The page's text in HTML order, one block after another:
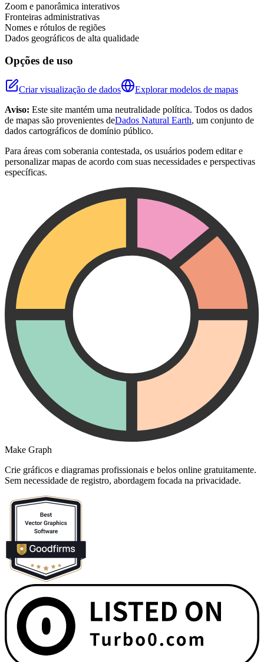
Zoom e panorâmica interativos
Fronteiras administrativas
Nomes e rótulos de regiões
Dados geográficos de alta qualidade
Opções de uso
Criar visualização de dados
Explorar modelos de mapas
Aviso: Este site mantém uma neutralidade política. Todos os dados
de mapas são provenientes deDados Natural Earth, um conjunto de
dados cartográficos de domínio público.
Para áreas com soberania contestada, os usuários podem editar e
personalizar mapas de acordo com suas necessidades e perspectivas
específicas.
Make Graph
Crie gráficos e diagramas profissionais e belos online gratuitamente.
Sem necessidade de registro, abordagem focada na privacidade.